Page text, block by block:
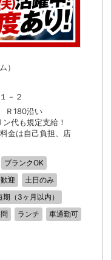
）
－２
Ｒ180沿い
代も規定支給！
金は自己負担、店
ブランクOK
迎
土日のみ
期（3ヶ月以内）
ランチ
車通勤可